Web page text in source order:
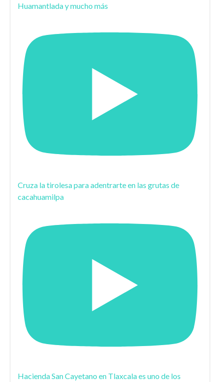
Huamantlada y mucho más
Cruza la tirolesa para adentrarte en las grutas de
cacahuamilpa
Hacienda San Cayetano en Tlaxcala es uno de los